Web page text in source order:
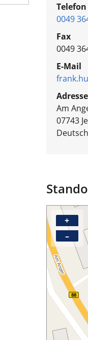
Telefon
0049
Fax
0049
E-Mail
Adresse
Am
07743
+
–